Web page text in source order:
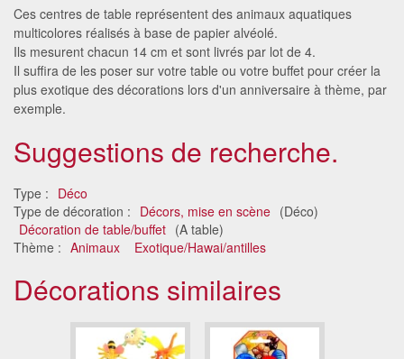
Ces centres de table représentent des animaux aquatiques
multicolores réalisés à base de papier alvéolé.
Ils mesurent chacun 14 cm et sont livrés par lot de 4.
Il suffira de les poser sur votre table ou votre buffet pour créer la
plus exotique des décorations lors d'un anniversaire à thème, par
exemple.
Suggestions de recherche.
Type : Déco
Type de décoration : Décors, mise en scène (Déco)
Décoration de table/buffet (A table)
Thème : Animaux Exotique/Hawai/antilles
Décorations similaires